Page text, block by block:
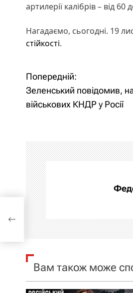
артилерії калібрів – від 60
Нагадаємо, сьогодні. 19
стійкості.
Н
а
і
г
а
ц
і
я
Попередній:
Зеленський повідомив,
військових КНДР у Росії
Вам також може